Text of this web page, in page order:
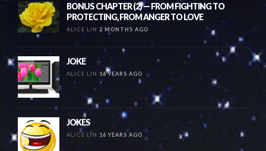
BONUS CHAPTER (2) — FROM FIGHTING TO
PROTECTING, FROM ANGER TO LOVE
ALICE LIN 2 MONTHS AGO
JOKE
ALICE LIN 16 YEARS AGO
JOKES
ALICE LIN 16 YEARS AGO